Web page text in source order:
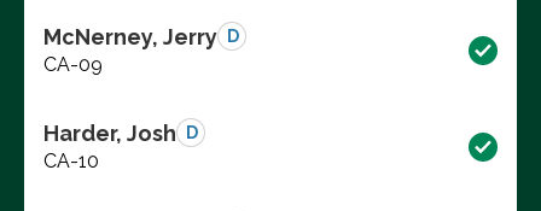
McNerney, Jerry D
CA-09
Harder, Josh D
CA-10